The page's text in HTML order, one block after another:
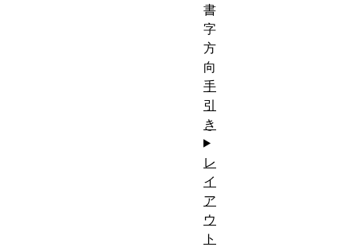
書
字
方
向
手
引
き
レ
イ
ア
ウ
ト